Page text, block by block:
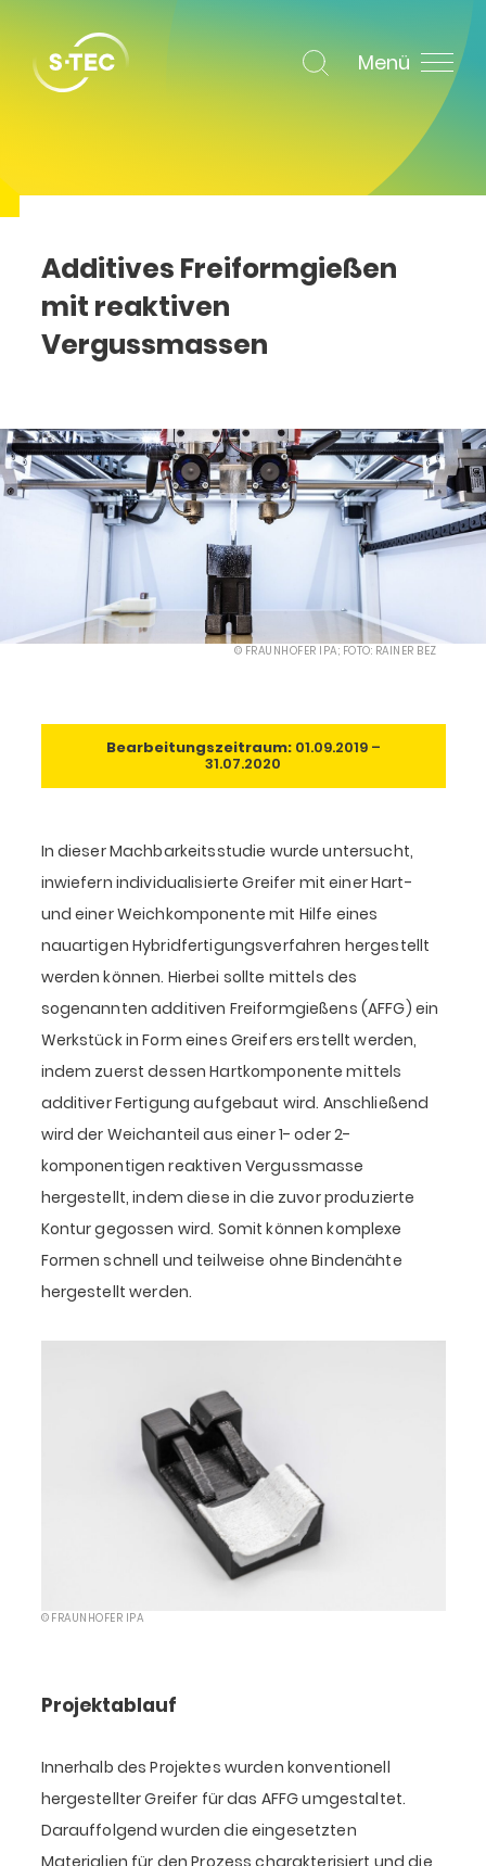
Menü
Additives Freiformgießen
mit reaktiven
Vergussmassen
© FRAUNHOFER IPA; FOTO: RAINER BEZ
Bearbeitungszeitraum:01.09.2019 –
31.07.2020
In dieser Machbarkeitsstudie wurde untersucht,
inwiefern individualisierte Greifer mit einer Hart-
und einer Weichkomponente mit Hilfe eines
nauartigen Hybridfertigungsverfahren hergestellt
werden können. Hierbei sollte mittels des
sogenannten additiven Freiformgießens (AFFG) ein
Werkstück in Form eines Greifers erstellt werden,
indem zuerst dessen Hartkomponente mittels
additiver Fertigung aufgebaut wird. Anschließend
wird der Weichanteil aus einer 1- oder 2-
komponentigen reaktiven Vergussmasse
hergestellt, indem diese in die zuvor produzierte
Kontur gegossen wird. Somit können komplexe
Formen schnell und teilweise ohne Bindenähte
hergestellt werden.
© FRAUNHOFER IPA
Projektablauf
Innerhalb des Projektes wurden konventionell
hergestellter Greifer für das AFFG umgestaltet.
Darauffolgend wurden die eingesetzten
Materialien für den Prozess charakterisiert und die